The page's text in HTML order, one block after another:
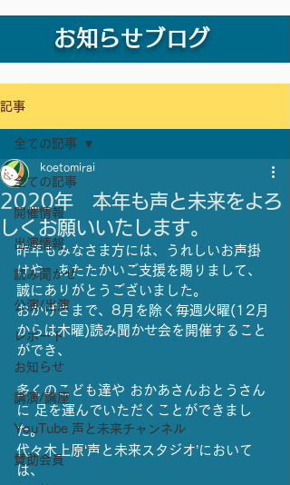
お知らせブログ
記事
全ての記事
開催情報
出演情報
読み聞かせ
公演/出演
レポート
お知らせ
講演/講座
YouTube 声と未来チャンネル
賛助会員
全ての記事
2020年 本年も声と未来をよろ
しくお願いいたします。
koetomirai
昨年もみなさま方には、うれしいお声掛
けや　あたたかいご支援を賜りまして、
誠にありがとうございました。
おかげさまで、8月を除く毎週火曜(12月
からは木曜)読み聞かせ会を開催すること
ができ、
多くのこども達や おかあさんおとうさん
に 足を運んでいただくことができまし
た。
代々木上原‘声と未来スタジオ’において
は、